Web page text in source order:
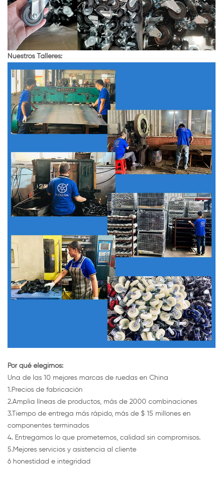
Nuestros Talleres:
Por qué elegirnos:
Una de las 10 mejores marcas de ruedas en China
1.Precios de fabricación
2.Amplia líneas de productos, más de 2000 combinaciones
3.Tiempo de entrega más rápido, más de $ 15 millones en
componentes terminados
4. Entregamos lo que prometemos, calidad sin compromisos.
5.Mejores servicios y asistencia al cliente
6 honestidad e integridad